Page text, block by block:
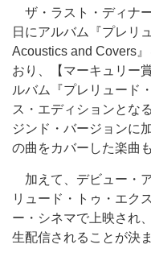
ザ・ラスト・ディナ
日にアルバム『プレリ
Acoustics and Covers
おり、【マーキュリー
ルバム『プレリュード
ス・エディションとな
ジンド・バージョンに
の曲をカバーした楽曲
加えて、デビュー・
リュード・トゥ・エク
ー・シネマで上映され
生配信されることが決